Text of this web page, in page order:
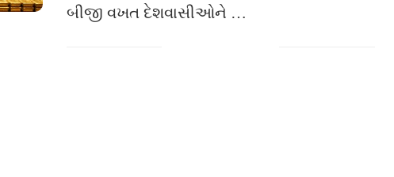
બીજી વખત દેશવાસીઓને …